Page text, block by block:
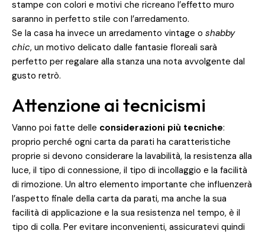
stampe con colori e motivi che ricreano l’effetto muro
saranno in perfetto stile con l’arredamento.
Se la casa ha invece un arredamento vintage o shabby
chic, un motivo delicato dalle fantasie floreali sarà
perfetto per regalare alla stanza una nota avvolgente dal
gusto retrò.
Attenzione ai tecnicismi
Vanno poi fatte delle considerazioni più tecniche:
proprio perché ogni carta da parati ha caratteristiche
proprie si devono considerare la lavabilità, la resistenza alla
luce, il tipo di connessione, il tipo di incollaggio e la facilità
di rimozione. Un altro elemento importante che influenzerà
l’aspetto finale della carta da parati, ma anche la sua
facilità di applicazione e la sua resistenza nel tempo, è il
tipo di colla. Per evitare inconvenienti, assicuratevi quindi